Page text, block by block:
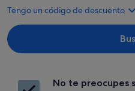
Tengo un código de descuento
No te preocupes